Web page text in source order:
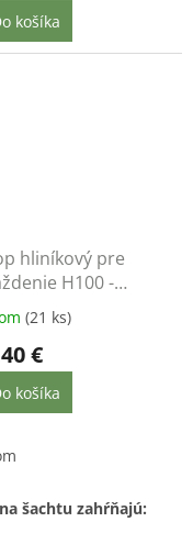
košíka
hliníkový pre
H100 -
- nosnosť do
(21 ks)
€
košíka
šachtu zahŕňajú: